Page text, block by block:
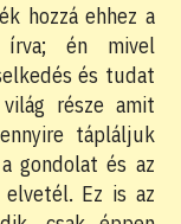
hozzá ehhez a
írva; én mivel
és tudat
része amit
tápláljuk
gondolat és az
elvetél. Ez is az